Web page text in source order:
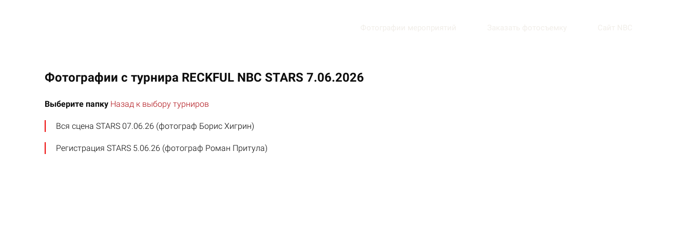
Фотографии с турнира RECKFUL NBC STARS 7.06.2026
Выберите папку Назад к выбору турниров
Вся сцена STARS 07.06.26 (фотограф Борис Хигрин)
Регистрация STARS 5.06.26 (фотограф Роман Притула)